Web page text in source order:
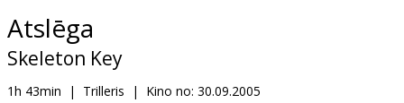
B2B
Atslēga
Skeleton Key
1h 43min | Trilleris | Kino no: 30.09.2005